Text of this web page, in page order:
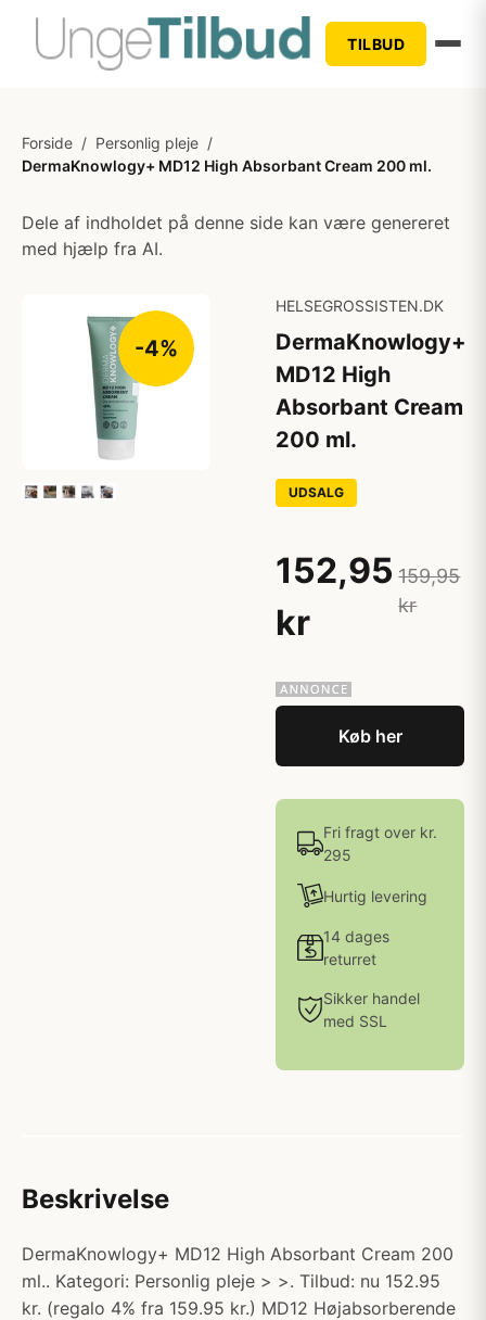
TILBUD
Forside / Personlig pleje /
DermaKnowlogy+ MD12 High Absorbant Cream 200 ml.
Dele af indholdet på denne side kan være genereret
med hjælp fra AI.
-4%
HELSEGROSSISTEN.DK
DermaKnowlogy+
MD12 High
Absorbant Cream
200 ml.
UDSALG
152,95
kr
159,95
kr
Køb her
Fri fragt over kr.
295
Hurtig levering
14 dages
returret
Sikker handel
med SSL
Beskrivelse
DermaKnowlogy+ MD12 High Absorbant Cream 200
ml.. Kategori: Personlig pleje > >. Tilbud: nu 152.95
kr. (regalo 4% fra 159.95 kr.) MD12 Højabsorberende